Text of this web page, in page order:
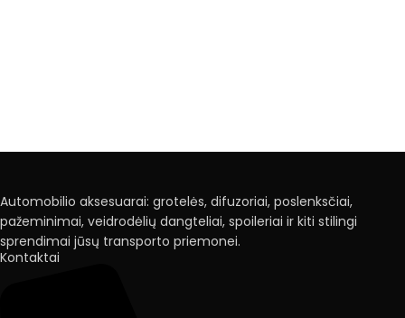
Automobilio aksesuarai: grotelės, difuzoriai, poslenksčiai,
pažeminimai, veidrodėlių dangteliai, spoileriai ir kiti stilingi
sprendimai jūsų transporto priemonei.
Kontaktai